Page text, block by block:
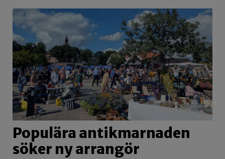
Populära antikmarnaden
söker ny arrangör